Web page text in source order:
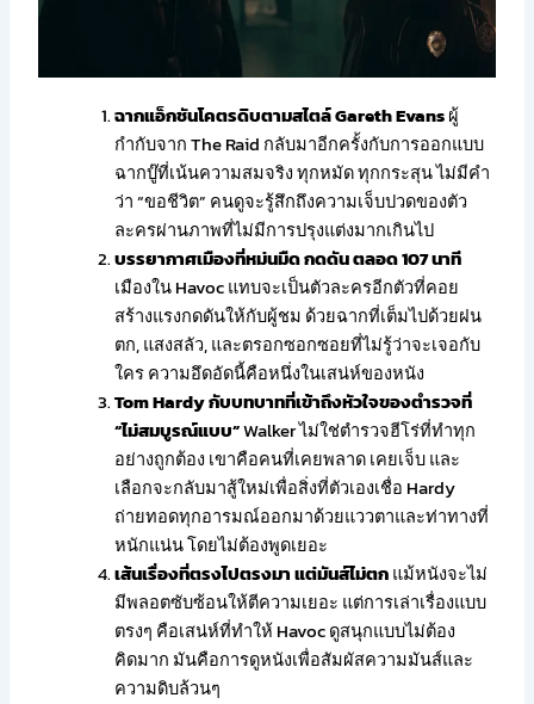
ฉากแอ็กชันโคตรดิบตามสไตล์ Gareth Evansผู้
กำกับจาก The Raid กลับมาอีกครั้งกับการออกแบบ
ฉากบู๊ที่เน้นความสมจริง ทุกหมัด ทุกกระสุน ไม่มีคำ
ว่า “ขอชีวิต” คนดูจะรู้สึกถึงความเจ็บปวดของตัว
ละครผ่านภาพที่ไม่มีการปรุงแต่งมากเกินไป
บรรยากาศเมืองที่หม่นมืด กดดัน ตลอด 107 นาที
เมืองใน Havoc แทบจะเป็นตัวละครอีกตัวที่คอย
สร้างแรงกดดันให้กับผู้ชม ด้วยฉากที่เต็มไปด้วยฝน
ตก, แสงสลัว, และตรอกซอกซอยที่ไม่รู้ว่าจะเจอกับ
ใคร ความอึดอัดนี้คือหนึ่งในเสน่ห์ของหนัง
Tom Hardy กับบทบาทที่เข้าถึงหัวใจของตำรวจที่
“ไม่สมบูรณ์แบบ”Walker ไม่ใช่ตำรวจฮีโร่ที่ทำทุก
อย่างถูกต้อง เขาคือคนที่เคยพลาด เคยเจ็บ และ
เลือกจะกลับมาสู้ใหม่เพื่อสิ่งที่ตัวเองเชื่อ Hardy
ถ่ายทอดทุกอารมณ์ออกมาด้วยแววตาและท่าทางที่
หนักแน่น โดยไม่ต้องพูดเยอะ
เส้นเรื่องที่ตรงไปตรงมา แต่มันส์ไม่ตกแม้หนังจะไม่
มีพลอตซับซ้อนให้ตีความเยอะ แต่การเล่าเรื่องแบบ
ตรงๆ คือเสน่ห์ที่ทำให้ Havoc ดูสนุกแบบไม่ต้อง
คิดมาก มันคือการดูหนังเพื่อสัมผัสความมันส์และ
ความดิบล้วนๆ